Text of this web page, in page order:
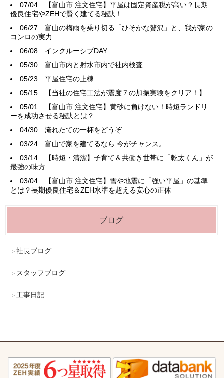
07/04
【富山市 注文住宅】平屋は固定資産税が高い？長期
優良住宅やZEHで賢く建てる秘訣！
06/27富山の梅雨を乗り切る「ひそかな贅沢」と、我が家の
コンロの実力
06/08 インクルーシブDAY
05/30富山市内と射水市内で社内検査
05/23平屋住宅の上棟
05/15
【当社の住宅工法が震度７の加振実験をクリア！】
05/01
【富山市 注文住宅】黄砂に負けない！時短ランドリ
ーを成功させる秘訣とは？
04/30淹れたての一杯をどうぞ
03/24富山で家を建てるなら 今がチャンス。
03/14
【時短・清潔】子育て＆共働き世帯に「乾太くん」が
最強の味方
03/04
【富山市 注文住宅】雪や地震に「強い平屋」の基準
とは？長期優良住宅＆ZEH水準を超える安心の正体
ブログ
社長ブログ
スタッフブログ
工事日記